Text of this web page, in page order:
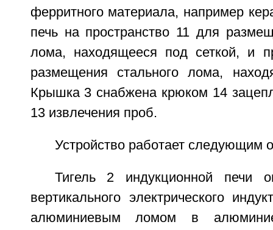
ферритного материала, например
печь на пространство 11 для
лома, находящееся под сеткой, и
размещения стального лома,
Крышка 3 снабжена крюком 14
13 извлечения проб.
Устройство работает следующим
Тигель 2 индукционной печи
вертикального электрического
алюминиевым ломом в